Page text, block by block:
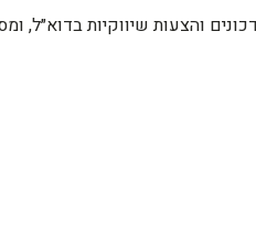
והצעות שיווקיות בדוא״ל,